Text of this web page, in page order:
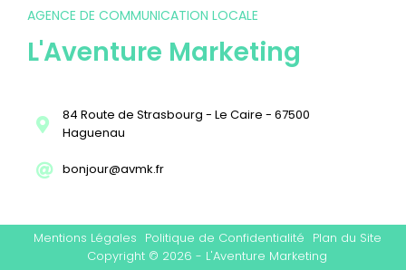
AGENCE DE COMMUNICATION LOCALE
L'Aventure Marketing
84 Route de Strasbourg - Le Caire - 67500
Haguenau
bonjour@avmk.fr
Mentions Légales Politique de Confidentialité Plan du Site
Copyright © 2026 - L'Aventure Marketing